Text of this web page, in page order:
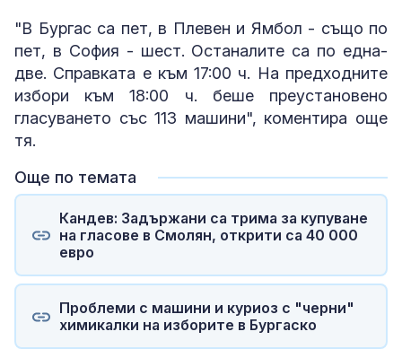
"В Бургас са пет, в Плевен и Ямбол - също по
пет, в София - шест. Останалите са по една-
две. Справката е към 17:00 ч. На предходните
избори към 18:00 ч. беше преустановено
гласуването със 113 машини", коментира още
тя.
Още по темата
Кандев: Задържани са трима за купуване
на гласове в Смолян, открити са 40 000
евро
Проблеми с машини и куриоз с "черни"
химикалки на изборите в Бургаско